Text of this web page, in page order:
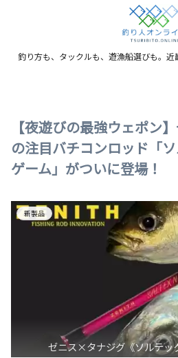
釣り方も、タックルも、遊漁船選びも。
【夜遊びの最強ウェポン
の注目バチコンロッド「
ゲーム」がついに登場！
新製品
ゼニス×タナジグ《ソルテッ